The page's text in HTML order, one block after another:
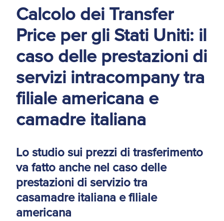
Manuale pratico sul
commercio con gli USA
licenza per richiedere
gli ITIN
Media
Recensioni delle
aziende italiane
assistite da ExportUSA
Ricerca Distributori di
Macchinari Industriali
Branding e
Comunicazione
Internazionalizzazione
e Accesso al Mercato
Calcolo dei Transfer
Price per gli Stati Uniti: il
caso delle prestazioni di
servizi intracompany tra
filiale americana e
camadre italiana
Lo studio sui prezzi di trasferimento
va fatto anche nel caso delle
prestazioni di servizio tra
casamadre italiana e filiale
americana